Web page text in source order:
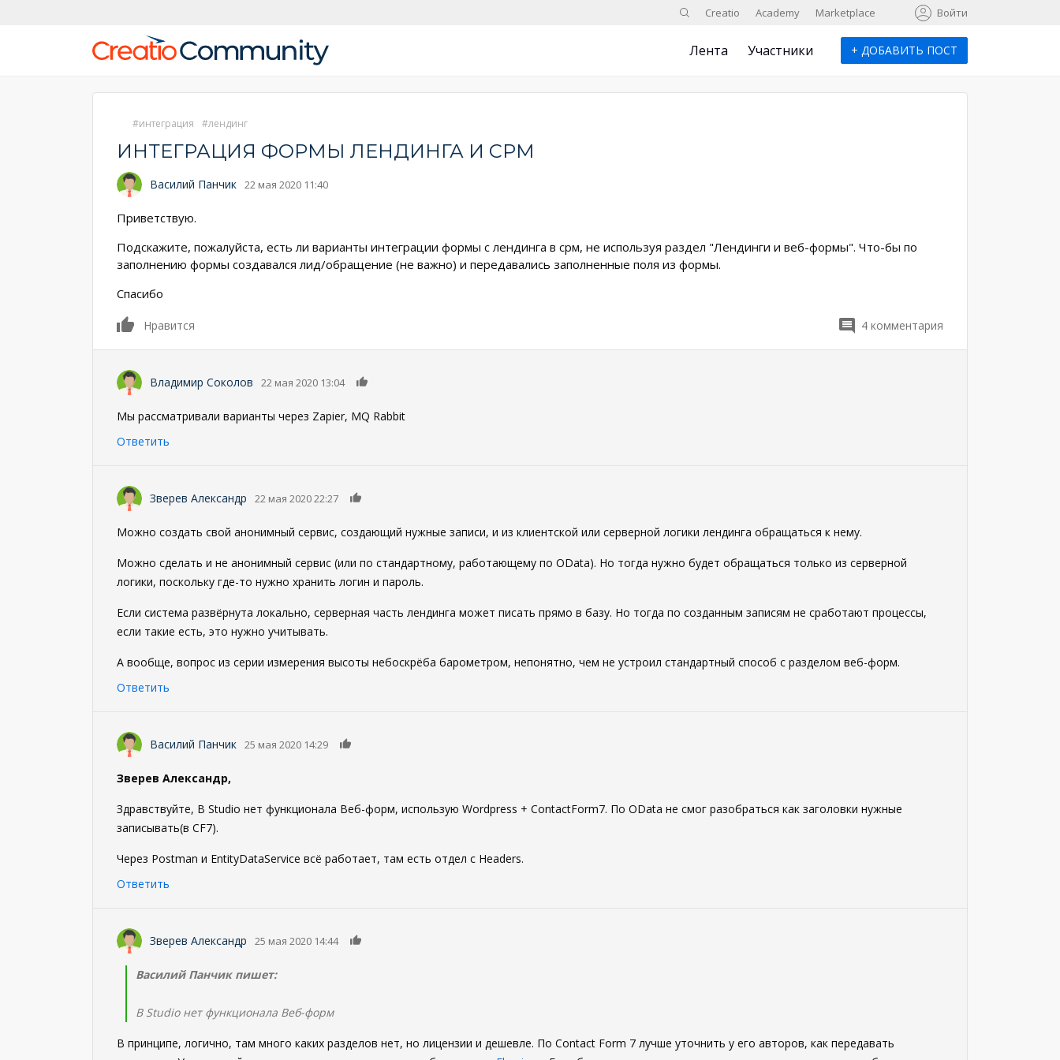
ПоискCreatio Academy Marketplace Войти
Лента Участники + ДОБАВИТЬ ПОСТ
интеграция лендинг
ИНТЕГРАЦИЯ ФОРМЫ ЛЕНДИНГА И СРМ
Василий Панчик 22 мая 2020 11:40
Приветствую.
Подскажите, пожалуйста, есть ли варианты интеграции формы с лендинга в срм, не используя раздел "Лендинги и веб-формы". Что-бы по
заполнению формы создавался лид/обращение (не важно) и передавались заполненные поля из формы.
Спасибо
0
Нравится 4 комментария
Владимир Соколов 22 мая 2020 13:04
Мы рассматривали варианты через Zapier, MQ Rabbit
Ответить
Зверев Александр 22 мая 2020 22:27
Можно создать свой анонимный сервис, создающий нужные записи, и из клиентской или серверной логики лендинга обращаться к нему.
Можно сделать и не анонимный сервис (или по стандартному, работающему по OData). Но тогда нужно будет обращаться только из серверной
логики, поскольку где-то нужно хранить логин и пароль.
Если система развёрнута локально, серверная часть лендинга может писать прямо в базу. Но тогда по созданным записям не сработают процессы,
если такие есть, это нужно учитывать.
А вообще, вопрос из серии измерения высоты небоскрёба барометром, непонятно, чем не устроил стандартный способ с разделом веб-форм.
Ответить
Василий Панчик 25 мая 2020 14:29
Зверев Александр,
Здравствуйте, В Studio нет функционала Веб-форм, использую Wordpress + ContactForm7. По OData не смог разобраться как заголовки нужные
записывать(в CF7).
Через Postman и EntityDataService всё работает, там есть отдел с Headers.
Ответить
Зверев Александр 25 мая 2020 14:44
Василий Панчик пишет:
В Studio нет функционала Веб-форм
В принципе, логично, там много каких разделов нет, но лицензии и дешевле. По Contact Form 7 лучше уточнить у его авторов, как передавать